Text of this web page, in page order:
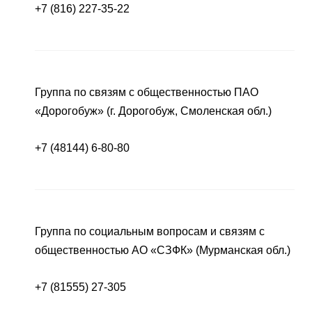
+7 (816) 227-35-22
Группа по связям с общественностью ПАО
«Дорогобуж» (г. Дорогобуж, Смоленская обл.)
+7 (48144) 6-80-80
Группа по социальным вопросам и связям с
общественностью АО «СЗФК» (Мурманская обл.)
+7 (81555) 27-305